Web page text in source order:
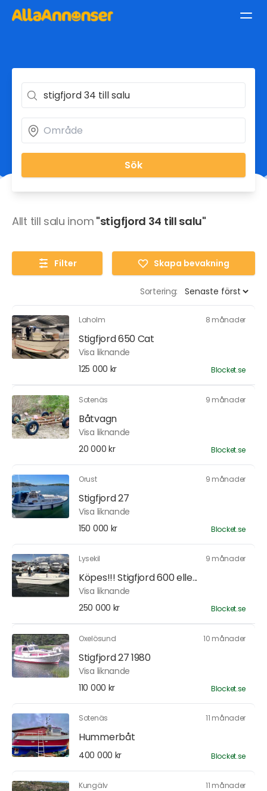
Sök
Allt till salu inom "stigfjord 34 till salu"
Filter Skapa bevakning
Sortering:
Laholm 8 månader
Stigfjord 650 Cat
Visa liknande
125 000 kr
Blocket.se
Sotenäs 9 månader
Båtvagn
Visa liknande
20 000 kr
Blocket.se
Orust 9 månader
Stigfjord 27
Visa liknande
150 000 kr
Blocket.se
Lysekil 9 månader
Köpes!!! Stigfjord 600 elle...
Visa liknande
250 000 kr
Blocket.se
Oxelösund 10 månader
Stigfjord 27 1980
Visa liknande
110 000 kr
Blocket.se
Sotenäs 11 månader
Hummerbåt
400 000 kr Blocket.se
Kungälv 11 månader